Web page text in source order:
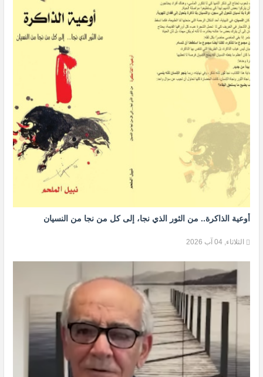
أوعية الذاكرة.. من الثور الذي نجا، إلى كل من نجا من النسيان
الثلاثاء, 04 آب 2026